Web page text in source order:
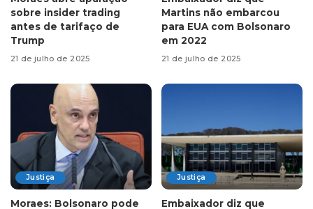
sobre insider trading
antes de tarifaço de
Trump
21 de julho de 2025
Martins não embarcou
para EUA com Bolsonaro
em 2022
21 de julho de 2025
Justiça
Moraes: Bolsonaro pode
Justiça
Embaixador diz que